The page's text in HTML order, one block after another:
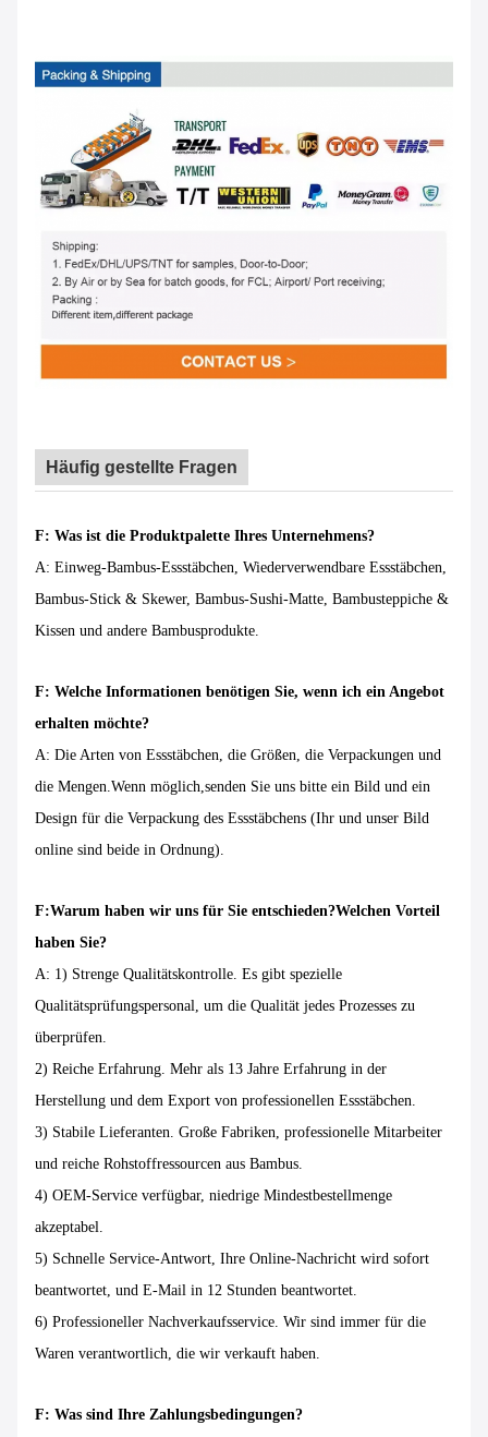
Häufig gestellte Fragen
F: Was ist die Produktpalette Ihres Unternehmens?
A: Einweg-Bambus-Essstäbchen, Wiederverwendbare Essstäbchen,
Bambus-Stick & Skewer, Bambus-Sushi-Matte, Bambusteppiche &
Kissen und andere Bambusprodukte.
F: Welche Informationen benötigen Sie, wenn ich ein Angebot
erhalten möchte?
A: Die Arten von Essstäbchen, die Größen, die Verpackungen und
die Mengen.Wenn möglich,senden Sie uns bitte ein Bild und ein
Design für die Verpackung des Essstäbchens (Ihr und unser Bild
online sind beide in Ordnung).
F:Warum haben wir uns für Sie entschieden?Welchen Vorteil
haben Sie?
A: 1) Strenge Qualitätskontrolle. Es gibt spezielle
Qualitätsprüfungspersonal, um die Qualität jedes Prozesses zu
überprüfen.
2) Reiche Erfahrung. Mehr als 13 Jahre Erfahrung in der
Herstellung und dem Export von professionellen Essstäbchen.
3) Stabile Lieferanten. Große Fabriken, professionelle Mitarbeiter
und reiche Rohstoffressourcen aus Bambus.
4) OEM-Service verfügbar, niedrige Mindestbestellmenge
akzeptabel.
5) Schnelle Service-Antwort, Ihre Online-Nachricht wird sofort
beantwortet, und E-Mail in 12 Stunden beantwortet.
6) Professioneller Nachverkaufsservice. Wir sind immer für die
Waren verantwortlich, die wir verkauft haben.
F: Was sind Ihre Zahlungsbedingungen?